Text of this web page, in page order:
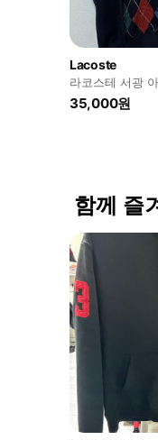
Lacoste
라코스테 서광
트 가디건 딥네
35,000원
함께 즐